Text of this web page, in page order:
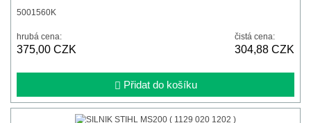
5001560K
hrubá cena:
375,00 CZK
čistá cena:
304,88 CZK
Přidat do košíku